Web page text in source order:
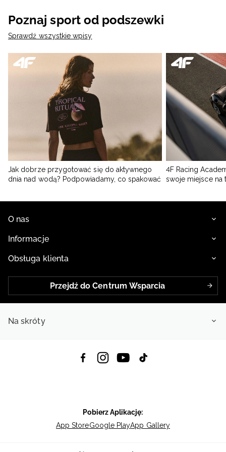
Poznaj sport od podszewki
Sprawdź wszystkie wpisy
Jak dobrze przygotować się do aktywnego
dnia nad wodą? Podpowiadamy, co spakować
4F Racing
swoje miejsce na
O nas
Informacje
Obsługa klienta
Przejdź do Centrum Wsparcia
Na skróty
Pobierz Aplikację:
App StoreGoogle PlayApp Gallery